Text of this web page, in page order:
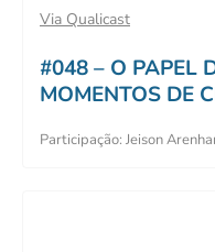
Via Qualicast
#048 – O PAPEL
MOMENTOS DE
Participação: Jeison